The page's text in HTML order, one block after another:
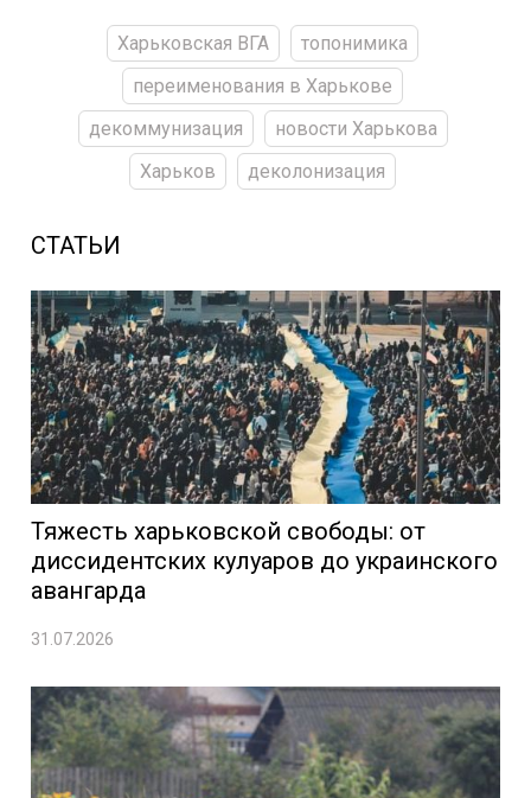
Харьковская ВГА
топонимика
переименования в Харькове
декоммунизация
новости Харькова
Харьков
деколонизация
СТАТЬИ
Тяжесть харьковской свободы: от
диссидентских кулуаров до украинского
авангарда
31.07.2026